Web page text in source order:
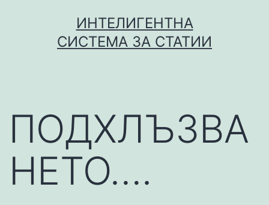
ИНТЕЛИГЕНТНА
СИСТЕМА ЗА СТАТИИ
ПОДХЛЪЗВА
НЕТО….